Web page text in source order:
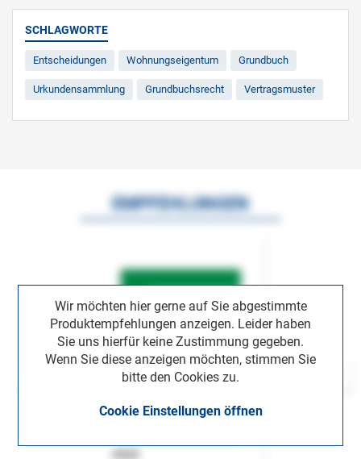
SCHLAGWORTE
Entscheidungen Wohnungseigentum Grundbuch
Urkundensammlung Grundbuchsrecht Vertragsmuster
Wir möchten hier gerne auf Sie abgestimmte
Produktempfehlungen anzeigen. Leider haben
Sie uns hierfür keine Zustimmung gegeben.
Wenn Sie diese anzeigen möchten, stimmen Sie
bitte den Cookies zu.
Cookie Einstellungen öffnen
EMPFEHLUNGEN